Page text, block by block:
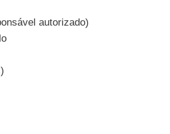
autorizado)